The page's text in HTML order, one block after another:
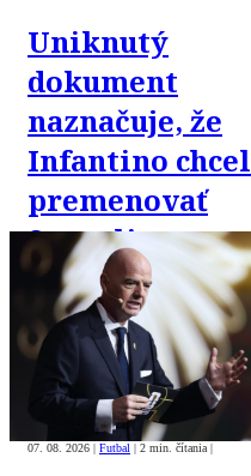
Uniknutý
dokument
naznačuje, že
Infantino chcel
premenovať
Superligu na
„FIFA Super
League“
07. 08. 2026 | Futbal | 2 min. čítania |